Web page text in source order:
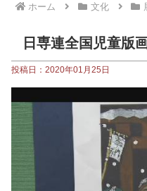
ホーム 文化
日専連全国児童版
投稿日：2020年01月25日